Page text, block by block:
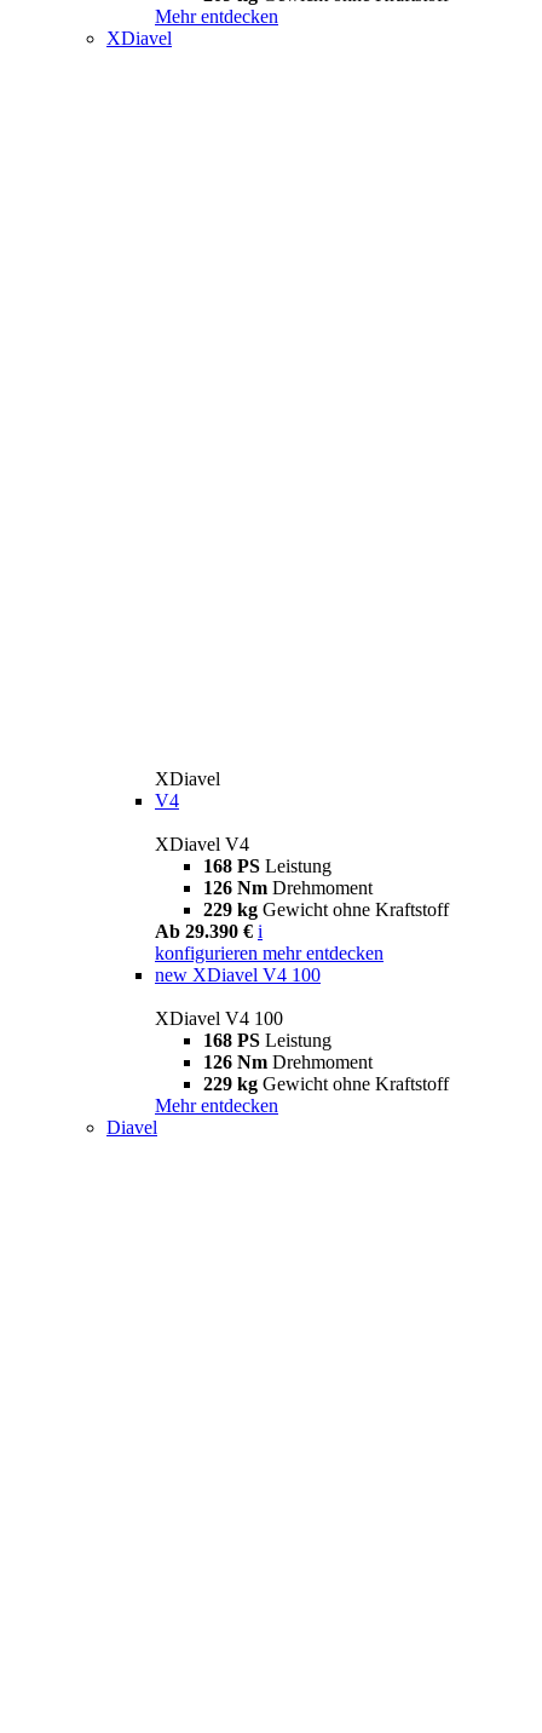
Mehr entdecken
XDiavel
XDiavel
V4
XDiavel V4
168 PS Leistung
126 Nm Drehmoment
229 kg Gewicht ohne Kraftstoff
Ab 29.390 € i
konfigurieren mehr entdecken
new XDiavel V4 100
XDiavel V4 100
168 PS Leistung
126 Nm Drehmoment
229 kg Gewicht ohne Kraftstoff
Mehr entdecken
Diavel